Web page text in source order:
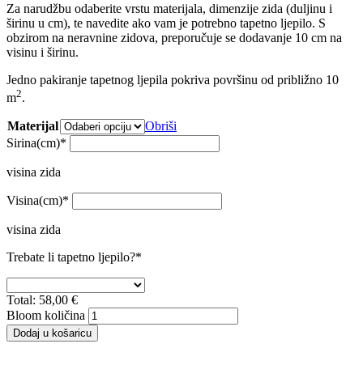
Za narudžbu odaberite vrstu materijala, dimenzije zida (duljinu i
širinu u cm), te navedite ako vam je potrebno tapetno ljepilo. S
obzirom na neravnine zidova, preporučuje se dodavanje 10 cm na
visinu i širinu.
Jedno pakiranje tapetnog ljepila pokriva površinu od približno 10
m2.
Materijal
Obriši
Sirina(cm)*
visina zida
Visina(cm)*
visina zida
Trebate li tapetno ljepilo?*
Total: 58,00 €
Bloom količina
Dodaj u košaricu